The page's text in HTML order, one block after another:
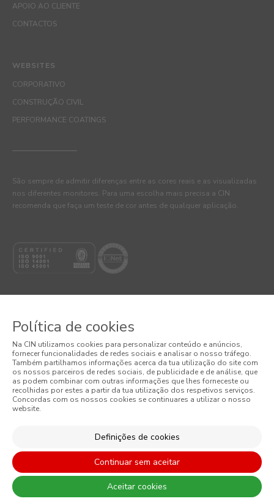
APOIO AO CLIENTE
CONTACTOS
WEBSITES
CORPORATIVO
CONSTRUÇÃO CIVIL
PERFORMANCE COATINGS
São sempre de admitir diferenças entre as cores reais e as visualizadas
nos diferentes monitores. Para uma escolha mais precisa a CIN
recomenda que faça um teste de cor antes de qualquer aplicação.
Termos e Condições
Política de Privacidade
Política de Cookies
Condições Gerais de Venda
Política de cookies
Na CIN utilizamos cookies para personalizar conteúdo e anúncios,
fornecer funcionalidades de redes sociais e analisar o nosso tráfego.
Também partilhamos informações acerca da tua utilização do site com
os nossos parceiros de redes sociais, de publicidade e de análise, que
as podem combinar com outras informações que lhes forneceste ou
recolhidas por estes a partir da tua utilização dos respetivos serviços.
Concordas com os nossos cookies se continuares a utilizar o nosso
website.
Definições de cookies
Continuar sem aceitar
Aceitar cookies